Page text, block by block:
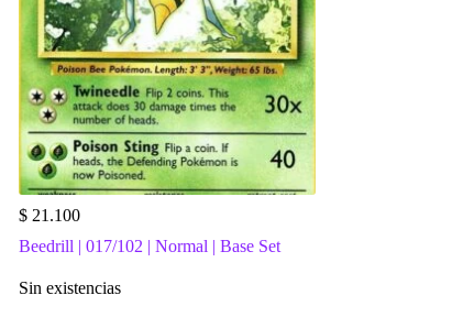
$21.100
Beedrill | 017/102 | Normal | Base Set
Sin existencias